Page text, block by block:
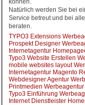
können.
Natürlich werden Sie bei
Service betreut und bei
beraten.
TYPO3 Extensions
Prospekt Designer
Internetagentur
Typo3 Website Erstellen
mobile websites layout
Internetagentur Magento
Webdesigner Agentur
Printmedien
Typo3 Einführung
Internet Dienstleister